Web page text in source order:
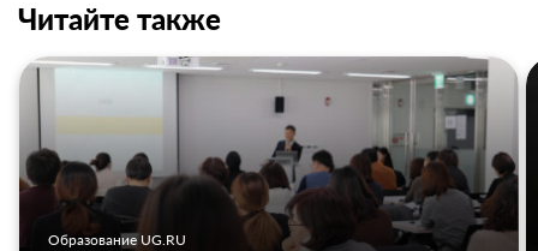
Читайте также
Образование UG.RU